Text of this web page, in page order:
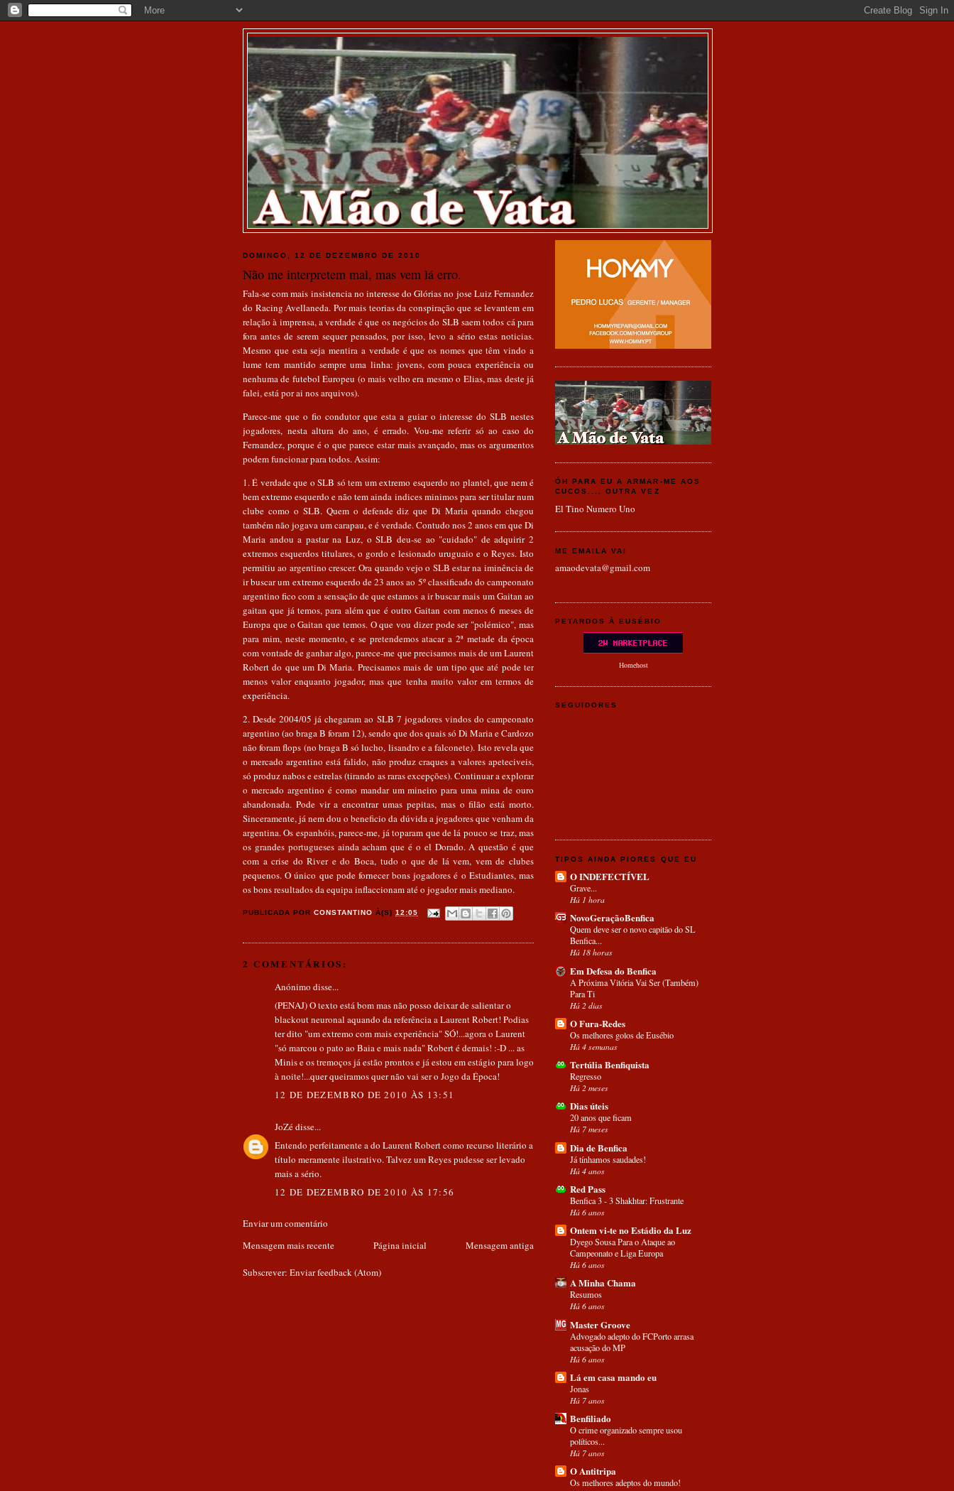
A MÃO DE VATA
DOMINGO, 12 DE DEZEMBRO DE 2010
Não me interpretem mal, mas vem lá erro.
Fala-se com mais insistencia no interesse do Glórias no jose Luiz Fernandez
do Racing Avellaneda. Por mais teorias da conspiração que se levantem em
relação à imprensa, a verdade é que os negócios do SLB saem todos cá para
fora antes de serem sequer pensados, por isso, levo a sério estas noticias.
Mesmo que esta seja mentira a verdade é que os nomes que têm vindo a
lume tem mantido sempre uma linha: jovens, com pouca experiência ou
nenhuma de futebol Europeu (o mais velho era mesmo o Elias, mas deste já
falei, está por ai nos arquivos).
Parece-me que o fio condutor que esta a guiar o interesse do SLB nestes
jogadores, nesta altura do ano, é errado. Vou-me referir só ao caso do
Fernandez, porque é o que parece estar mais avançado, mas os argumentos
podem funcionar para todos. Assim:
1. É verdade que o SLB só tem um extremo esquerdo no plantel, que nem é
bem extremo esquerdo e não tem ainda indices minimos para ser titular num
clube como o SLB. Quem o defende diz que Di Maria quando chegou
também não jogava um carapau, e é verdade. Contudo nos 2 anos em que Di
Maria andou a pastar na Luz, o SLB deu-se ao "cuidado" de adquirir 2
extremos esquerdos titulares, o gordo e lesionado uruguaio e o Reyes. Isto
permitiu ao argentino crescer. Ora quando vejo o SLB estar na iminência de
ir buscar um extremo esquerdo de 23 anos ao 5º classificado do campeonato
argentino fico com a sensação de que estamos a ir buscar mais um Gaitan ao
gaitan que já temos, para além que é outro Gaitan com menos 6 meses de
Europa que o Gaitan que temos. O que vou dizer pode ser "polémico", mas
para mim, neste momento, e se pretendemos atacar a 2ª metade da época
com vontade de ganhar algo, parece-me que precisamos mais de um Laurent
Robert do que um Di Maria. Precisamos mais de um tipo que até pode ter
menos valor enquanto jogador, mas que tenha muito valor em termos de
experiência.
2. Desde 2004/05 já chegaram ao SLB 7 jogadores vindos do campeonato
argentino (ao braga B foram 12), sendo que dos quais só Di Maria e Cardozo
não foram flops (no braga B só lucho, lisandro e a falconete). Isto revela que
o mercado argentino está falido, não produz craques a valores apeteciveis,
só produz nabos e estrelas (tirando as raras excepções). Continuar a explorar
o mercado argentino é como mandar um mineiro para uma mina de ouro
abandonada. Pode vir a encontrar umas pepitas, mas o filão está morto.
Sinceramente, já nem dou o beneficio da dúvida a jogadores que venham da
argentina. Os espanhóis, parece-me, já toparam que de lá pouco se traz, mas
os grandes portugueses ainda acham que é o el Dorado. A questão é que
com a crise do River e do Boca, tudo o que de lá vem, vem de clubes
pequenos. O único que pode fornecer bons jogadores é o Estudiantes, mas
os bons resultados da equipa inflaccionam até o jogador mais mediano.
PUBLICADA PORCONSTANTINO À(S)12:05
2 COMENTÁRIOS:
Anónimo disse...
(PENAJ) O texto está bom mas não posso deixar de salientar o
blackout neuronal aquando da referência a Laurent Robert! Podias
ter dito "um extremo com mais experiência" SÓ!...agora o Laurent
"só marcou o pato ao Baia e mais nada" Robert é demais! :-D ... as
Minis e os tremoços já estão prontos e já estou em estágio para logo
à noite!...quer queiramos quer não vai ser o Jogo da Época!
12 DE DEZEMBRO DE 2010 ÀS 13:51
JoZédisse...
Entendo perfeitamente a do Laurent Robert como recurso literário a
título meramente ilustrativo. Talvez um Reyes pudesse ser levado
mais a sério.
12 DE DEZEMBRO DE 2010 ÀS 17:56
Enviar um comentário
Mensagem mais recente
Mensagem antiga
Página inicial
Subscrever: Enviar feedback (Atom)
ÓH PARA EU A ARMAR-ME AOS
CUCOS.... OUTRA VEZ
El Tino Numero Uno
ME EMAILA VAI
amaodevata@gmail.com
PETARDOS À EUSÉBIO
Homehost
SEGUIDORES
TIPOS AINDA PIORES QUE EU
O INDEFECTÍVEL
Grave...
Há 1 hora
NovoGeraçãoBenfica
Quem deve ser o novo capitão do SL
Benfica...
Há 18 horas
Em Defesa do Benfica
A Próxima Vitória Vai Ser (Também)
Para Ti
Há 2 dias
O Fura-Redes
Os melhores golos de Eusébio
Há 4 semanas
Tertúlia Benfiquista
Regresso
Há 2 meses
Dias úteis
20 anos que ficam
Há 7 meses
Dia de Benfica
Já tínhamos saudades!
Há 4 anos
Red Pass
Benfica 3 - 3 Shakhtar: Frustrante
Há 6 anos
Ontem vi-te no Estádio da Luz
Dyego Sousa Para o Ataque ao
Campeonato e Liga Europa
Há 6 anos
A Minha Chama
Resumos
Há 6 anos
Master Groove
Advogado adepto do FCPorto arrasa
acusação do MP
Há 6 anos
Lá em casa mando eu
Jonas
Há 7 anos
Benfiliado
O crime organizado sempre usou
políticos...
Há 7 anos
O Antitripa
Os melhores adeptos do mundo!